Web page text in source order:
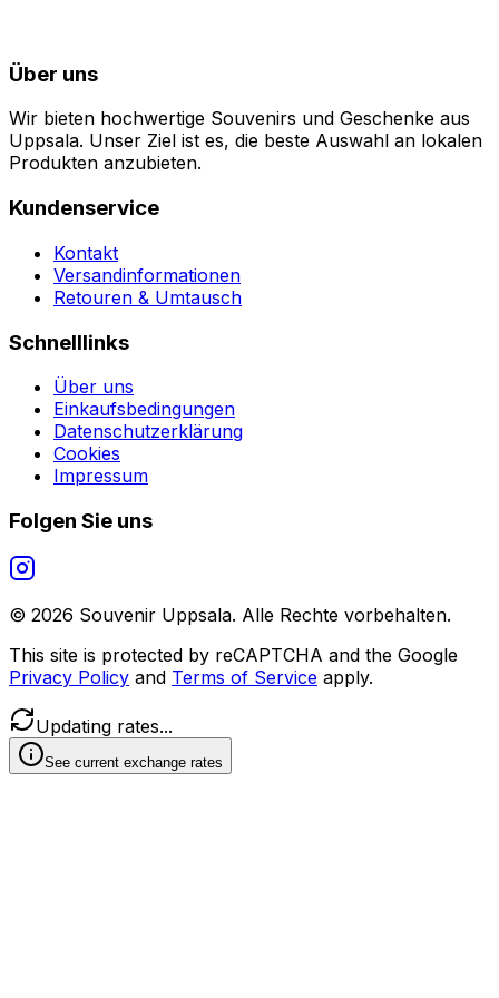
Über uns
Wir bieten hochwertige Souvenirs und Geschenke aus
Uppsala. Unser Ziel ist es, die beste Auswahl an lokalen
Produkten anzubieten.
Kundenservice
Kontakt
Versandinformationen
Retouren & Umtausch
Schnelllinks
Über uns
Einkaufsbedingungen
Datenschutzerklärung
Cookies
Impressum
Folgen Sie uns
© 2026 Souvenir Uppsala. Alle Rechte vorbehalten.
This site is protected by reCAPTCHA and the Google
Privacy Policy and Terms of Service apply.
Updating rates...
See current exchange rates